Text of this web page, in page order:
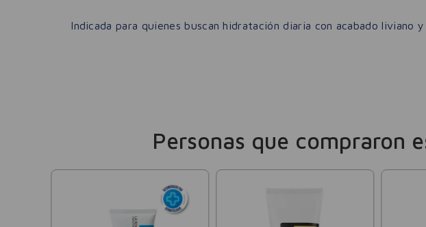
Indicada para quienes buscan hidratación diaria con acabado liviano
Personas que compraron